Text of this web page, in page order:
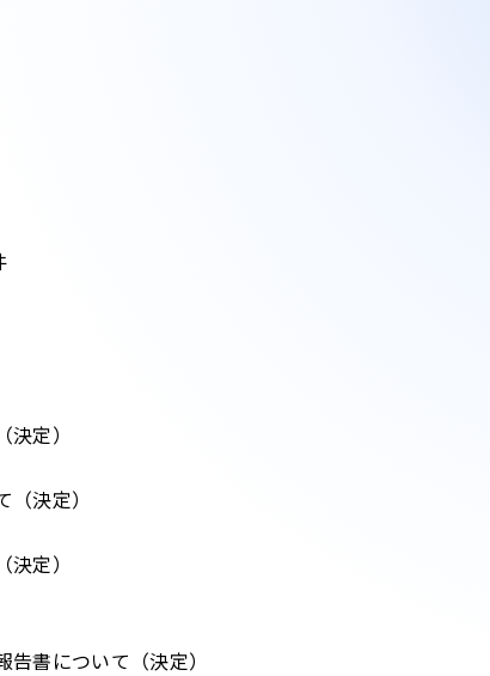
定）
決定）
定）
書について（決定）